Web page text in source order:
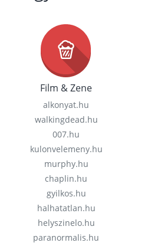
Film & Zene
alkonyat.hu
walkingdead.hu
007.hu
kulonvelemeny.hu
murphy.hu
chaplin.hu
gyilkos.hu
halhatatlan.hu
helyszinelo.hu
paranormalis.hu